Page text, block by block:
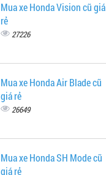
Mua xe Honda Vision cũ giá
rẻ
27226
Mua xe Honda Air Blade cũ
giá rẻ
26649
Mua xe Honda SH Mode cũ
giá rẻ